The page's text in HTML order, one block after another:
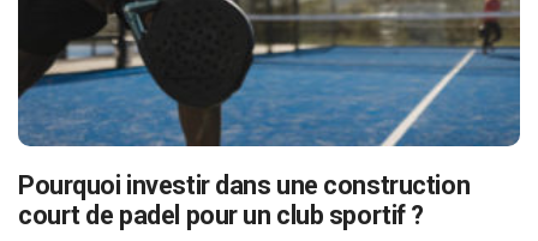
Pourquoi investir dans une construction
court de padel pour un club sportif ?